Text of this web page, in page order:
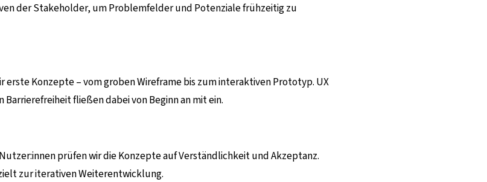
der Stakeholder, um Problemfelder und Potenziale frühzeitig zu
erste Konzepte – vom groben Wireframe bis zum interaktiven Prototyp. UX
fließen dabei von Beginn an mit ein.
prüfen wir die Konzepte auf Verständlichkeit und Akzeptanz.
zur iterativen Weiterentwicklung.